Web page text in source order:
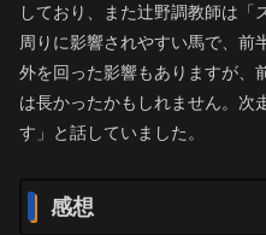
しており、また辻野調教師は「
周りに影響されやすい馬で、前
外を回った影響もありますが、
は長かったかもしれません。次
す」と話していました。
感想